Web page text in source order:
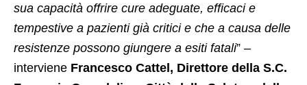
sua capacità offrire cure adeguate, efficaci e
tempestive a pazienti già critici e che a causa delle
resistenze possono giungere a esiti fatali” –
interviene Francesco Cattel, Direttore della S.C.